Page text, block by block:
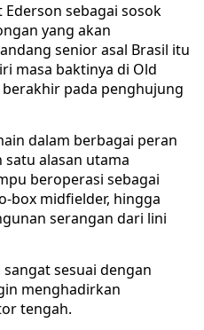
sebagai sosok
yang akan
senior asal Brasil itu
masa baktinya di Old
pada penghujung
dalam berbagai peran
alasan utama
beroperasi sebagai
box midfielder, hingga
serangan dari lini
sesuai dengan
menghadirkan
tengah.